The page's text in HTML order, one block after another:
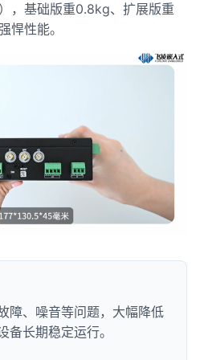
，基础版重0.8kg、扩展版重
悍性能。
障、噪音等问题，大幅降低
备长期稳定运行。